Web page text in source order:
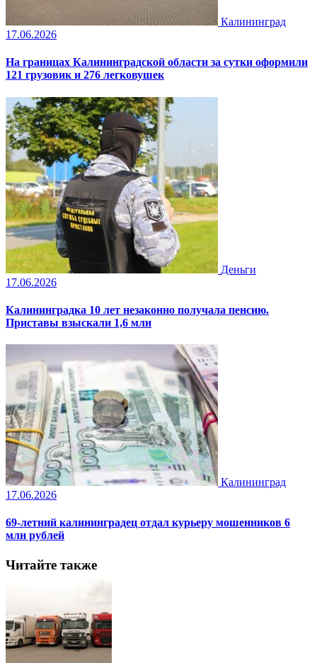
Калининград
17.06.2026
На границах Калининградской области за сутки оформили
121 грузовик и 276 легковушек
Деньги
17.06.2026
Калининградка 10 лет незаконно получала пенсию.
Приставы взыскали 1,6 млн
Калининград
17.06.2026
69-летний калининградец отдал курьеру мошенников 6
млн рублей
Читайте также